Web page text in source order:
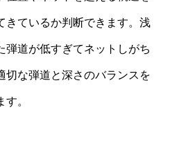
きているか判断できます。浅
弾道が低すぎてネットしがち
切な弾道と深さのバランスを
。